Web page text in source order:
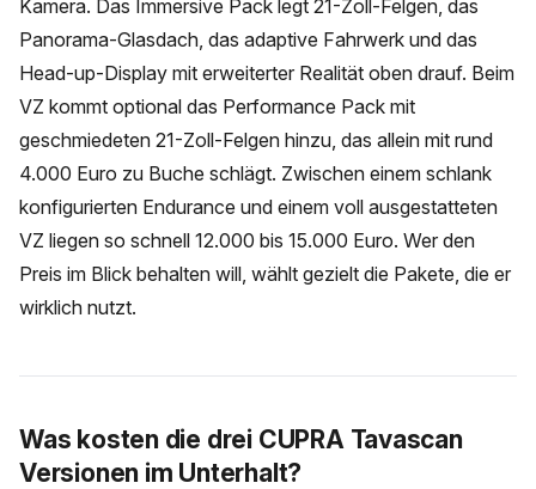
Kamera. Das Immersive Pack legt 21-Zoll-Felgen, das
Panorama-Glasdach, das adaptive Fahrwerk und das
Head-up-Display mit erweiterter Realität oben drauf. Beim
VZ kommt optional das Performance Pack mit
geschmiedeten 21-Zoll-Felgen hinzu, das allein mit rund
4.000 Euro zu Buche schlägt. Zwischen einem schlank
konfigurierten Endurance und einem voll ausgestatteten
VZ liegen so schnell 12.000 bis 15.000 Euro. Wer den
Preis im Blick behalten will, wählt gezielt die Pakete, die er
wirklich nutzt.
Was kosten die drei CUPRA Tavascan
Versionen im Unterhalt?